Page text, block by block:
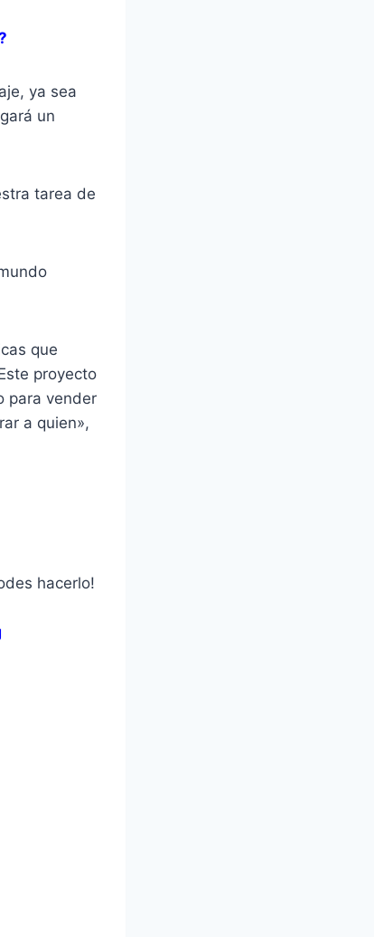
ya sea
un
tarea de
que
proyecto
para vender
a quien»,
hacerlo!